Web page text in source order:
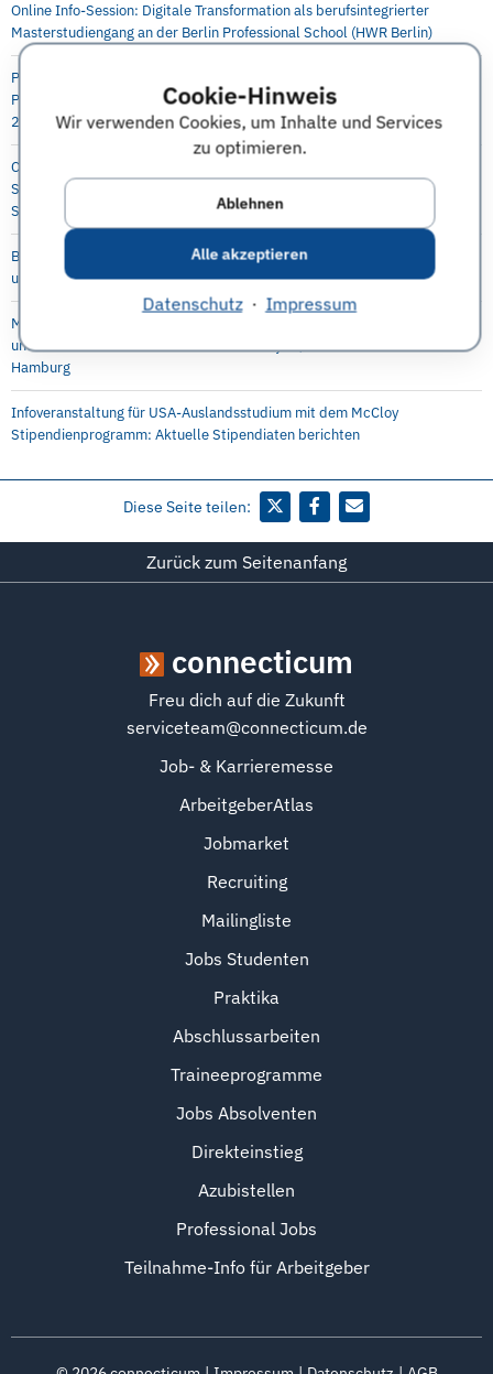
Cookie-Hinweis
Wir verwenden Cookies, um Inhalte und Services
zu optimieren.
Ablehnen
Alle akzeptieren
Datenschutz· Impressum
Online Info-Session: Digitale Transformation als berufsintegrierter
Masterstudiengang an der Berlin Professional School (HWR Berlin)
P&G Future Female Leaders Event für Studentinnen und Absolventinnen –
Praktika, Abschlussarbeit und Direkteinstieg möglich, 5.-6. Oktober
2021, online
Capgemini Invent: Virtueller Karriere Workshop in Digital Engineering für
Studenten, Absolventen, Doktoranden, Young Professionals 29.
September 2021
Bayer Virtual Workshop Engineering and Technology für Masterstudenten
und Doktoranden, 28. Oktober, 4.+11. November 2021
McKinsey-Event mit interaktivem Workshop für Studenten
und Doktoranden der Mathematik und Physik, 7.-8. Oktober 2021 in
Hamburg
Infoveranstaltung für USA-Auslandsstudium mit dem McCloy
Stipendienprogramm: Aktuelle Stipendiaten berichten
Diese Seite teilen:
Zurück zum Seitenanfang
connecticum
Freu dich auf die Zukunft
serviceteam@connecticum.de
Job- & Karrieremesse
ArbeitgeberAtlas
Jobmarket
Recruiting
Mailingliste
Jobs Studenten
Praktika
Abschlussarbeiten
Traineeprogramme
Jobs Absolventen
Direkteinstieg
Azubistellen
Professional Jobs
Teilnahme-Info für Arbeitgeber